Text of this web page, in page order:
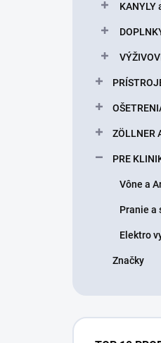
KANYLY
ZÖLLNER
PRE
Vône a
Pranie a
Elektro
Značky